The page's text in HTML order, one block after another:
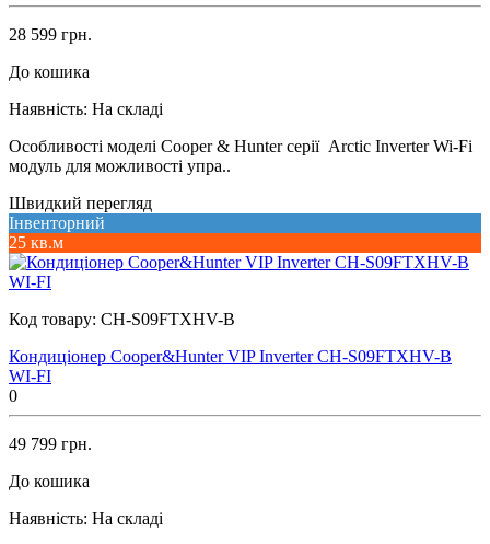
28 599 грн.
До кошика
Наявність: На складі
Особливості моделі Cooper & Hunter серії Arctic Inverter Wi-Fi
модуль для можливості упра..
Швидкий перегляд
Інвенторний
25 кв.м
Код товару: CH-S09FTXHV-B
Кондиціонер Cooper&Hunter VIP Inverter CH-S09FTXHV-B
WI-FI
0
49 799 грн.
До кошика
Наявність: На складі